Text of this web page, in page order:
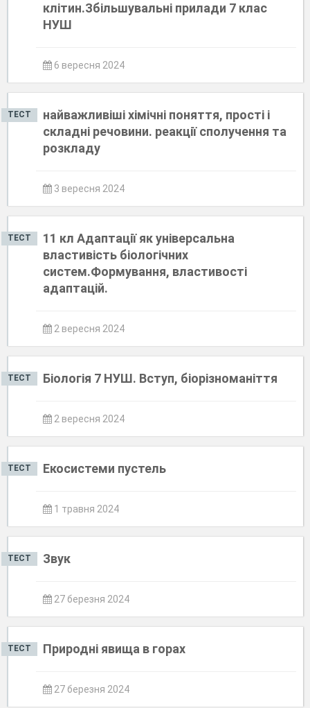
клітин.Збільшувальні прилади 7 клас
НУШ
6 вересня 2024
ТЕСТ
найважливіші хімічні поняття, прості і
складні речовини. реакції сполучення та
розкладу
3 вересня 2024
ТЕСТ
11 кл Адаптації як універсальна
властивість біологічних
систем.Формування, властивості
адаптацій.
2 вересня 2024
ТЕСТ Біологія 7 НУШ. Вступ, біорізноманіття
2 вересня 2024
ТЕСТ Екосистеми пустель
1 травня 2024
ТЕСТ Звук
27 березня 2024
ТЕСТ Природні явища в горах
27 березня 2024